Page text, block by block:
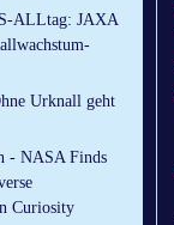
ALLtag: JAXA
Urknall geht
- NASA Finds
Curiosity